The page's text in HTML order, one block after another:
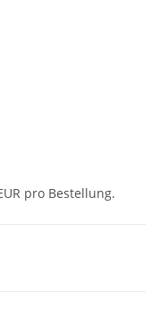
pro Bestellung.